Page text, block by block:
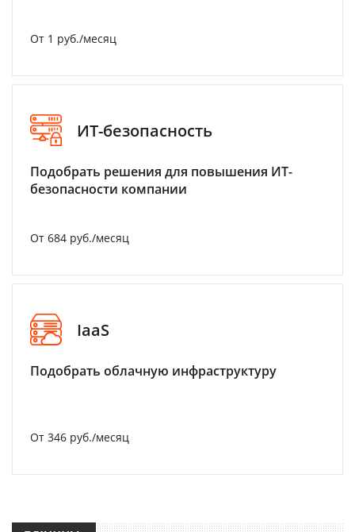
От 1 руб./месяц
ИТ-безопасность
Подобрать решения для повышения ИТ-
безопасности компании
От 684 руб./месяц
IaaS
Подобрать облачную инфраструктуру
От 346 руб./месяц